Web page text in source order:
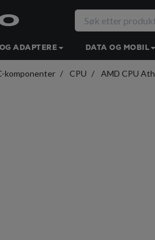
ADAPTERE DATA OG MOBIL
komponenter CPU AMD CPU